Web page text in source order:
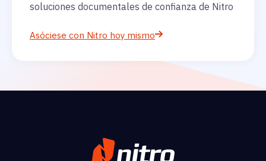
soluciones documentales de confianza de Nitro
Asóciese con Nitro hoy mismo